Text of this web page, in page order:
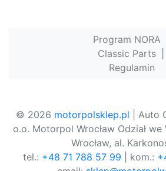
Program NORA
Classic Parts
Regulamin
© 2026 motorpolsklep.pl | Auto
o.o. Motorpol Wrocław Odział we
Wrocław, al.
tel.: +48 71 788 57 99 | kom.: